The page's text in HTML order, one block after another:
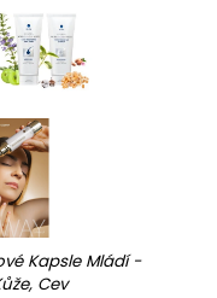
Kapsle Mládí -
Cev